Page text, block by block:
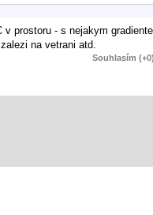
prostoru - s nejakym
na vetrani atd.
Souhlasím (+0)